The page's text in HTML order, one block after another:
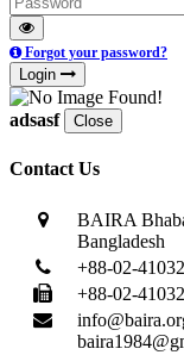
Forgot your password?
Login
adsasf Close
Contact Us
BAIRA
Bangladesh
+88-02-
+88-02-